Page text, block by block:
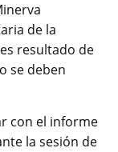
de la
resultado de
se deben
con el informe
la sesión de